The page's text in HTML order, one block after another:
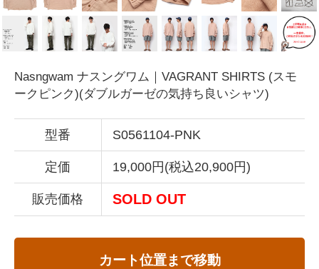
Nasngwam ナスングワム｜VAGRANT SHIRTS (スモ
ークピンク)(ダブルガーゼの気持ち良いシャツ)
型番 S0561104-PNK
定価 19,000円(税込20,900円)
販売価格 SOLD OUT
カート位置まで移動